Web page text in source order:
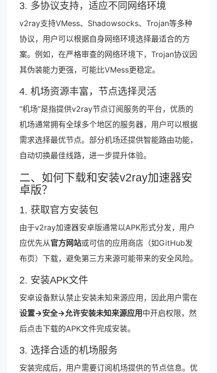
3. 多协议支持，适应不同网络环境
v2ray支持VMess、Shadowsocks、Trojan等多种
协议，用户可以根据自身网络环境选择最适合的方
案。例如，在严格审查的网络环境下，Trojan协议因
其伪装能力更强，可能比VMess更稳定。
4. 机场资源丰富，节点选择灵活
“机场”是指提供v2ray节点订阅服务的平台，优质的
机场通常拥有全球多个地区的服务器，用户可以根据
需求选择最优节点。部分机场还提供智能路由功能，
自动切换最佳线路，进一步提升体验。
二、如何下载和安装v2ray加速器安
卓版？
1. 获取官方安装包
由于v2ray加速器安卓版通常以APK形式分发，用户
应优先从官方网站或可信的应用商店（如GitHub发
布页）下载，避免第三方来源可能带来的安全风险。
2. 安装APK文件
安卓设备默认禁止安装未知来源应用，因此用户需在
设置→安全→允许安装未知来源应用 中开启权限，然
后点击下载的APK文件完成安装。
3. 选择合适的机场服务
安装完成后，用户需要订阅机场提供的节点信息。优